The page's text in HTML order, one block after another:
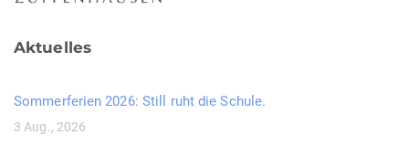
Aktuelles
Sommerferien 2026: Still ruht die Schule.
3 Aug., 2026